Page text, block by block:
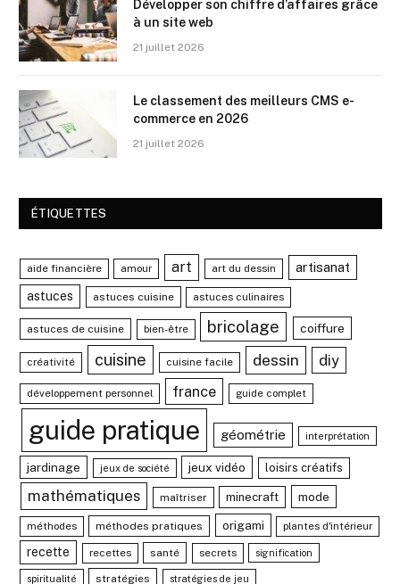
Développer son chiffre d’affaires grâce
à un site web
21 juillet 2026
Le classement des meilleurs CMS e-
commerce en 2026
21 juillet 2026
ÉTIQUETTES
aide financière amour art art du dessin artisanat
astuces astuces cuisine astuces culinaires
astuces de cuisine bien-être bricolage coiffure
créativité cuisine cuisine facile dessin diy
développement personnel france guide complet
guide pratique géométrie interprétation
jardinage jeux de société jeux vidéo loisirs créatifs
mathématiques maîtriser minecraft mode
méthodes méthodes pratiques origami plantes d'intérieur
recette recettes santé secrets signification
spiritualité stratégies stratégies de jeu